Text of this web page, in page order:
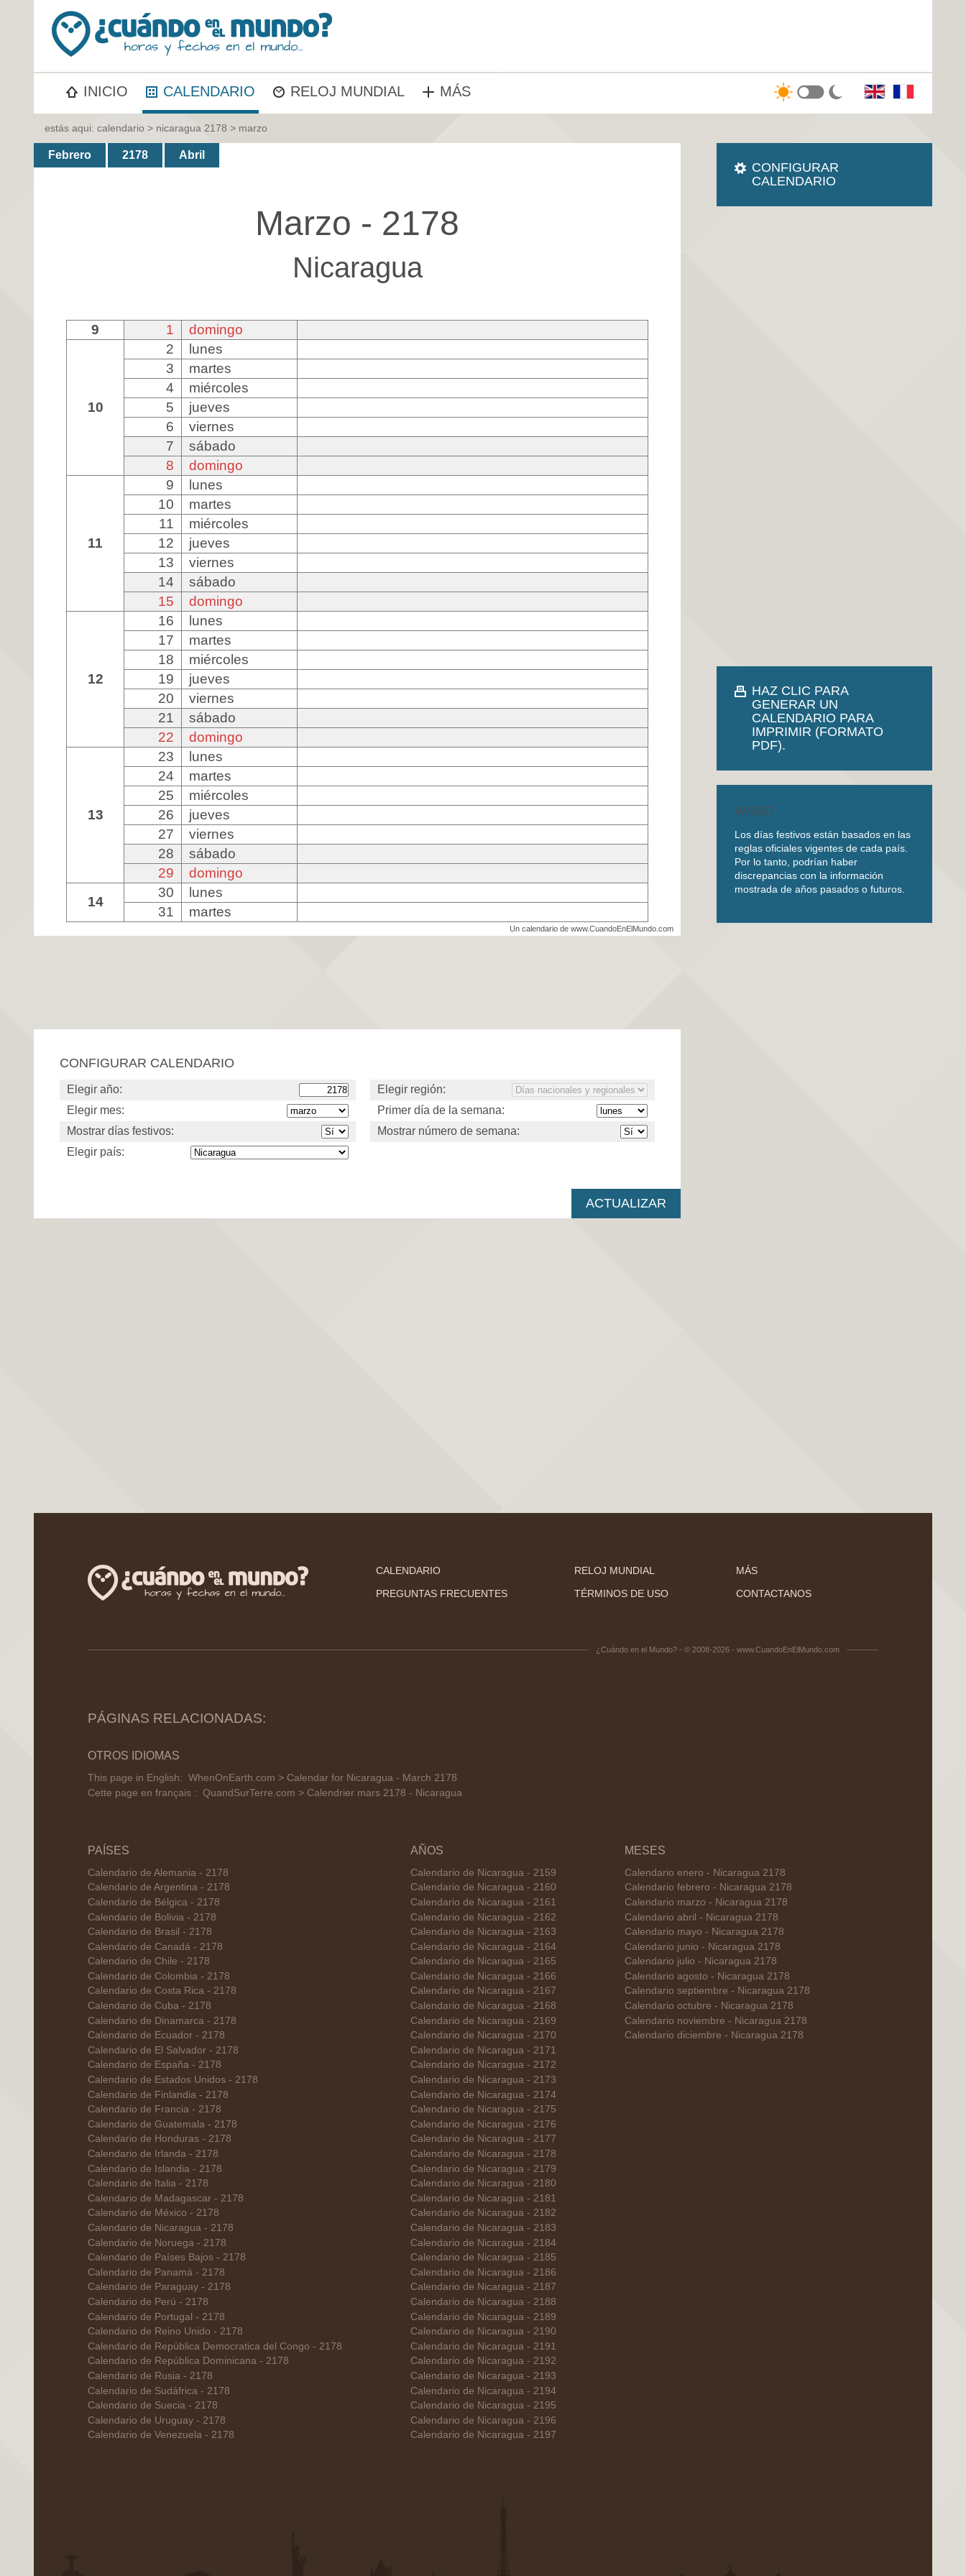
INICIO CALENDARIO RELOJ MUNDIAL MÁS
estás aqui: calendario > nicaragua 2178 > marzo
Febrero 2178 Abril
Marzo - 2178
Nicaragua
9 1 domingo
10
2
lunes
3
martes
4
miércoles
5
jueves
6
viernes
7
sábado
8
domingo
11
9
lunes
10
martes
11
miércoles
12
jueves
13
viernes
14
sábado
15
domingo
12
16
lunes
17
martes
18
miércoles
19
jueves
20
viernes
21
sábado
22
domingo
13
23
lunes
24
martes
25
miércoles
26
jueves
27
viernes
28
sábado
29
domingo
14
30
lunes
31
martes
Un calendario de www.CuandoEnElMundo.com
CONFIGURAR CALENDARIO
Elegir año:
Elegir mes:
Mostrar días festivos:
Elegir país:
Elegir región:
Primer día de la semana:
Mostrar número de semana:
CONFIGURAR
CALENDARIO
HAZ CLIC PARA
GENERAR UN
CALENDARIO PARA
IMPRIMIR (FORMATO
PDF).
AVISO
Los días festivos están basados en las
reglas oficiales vigentes de cada país.
Por lo tanto, podrían haber
discrepancias con la información
mostrada de años pasados o futuros.
CALENDARIO RELOJ MUNDIAL
MÁS
PREGUNTAS FRECUENTES
TÉRMINOS DE USO CONTACTANOS
¿Cuándo en el Mundo? - © 2008-2026 - www.CuandoEnElMundo.com
PÁGINAS RELACIONADAS:
OTROS IDIOMAS
This page in English: WhenOnEarth.com > Calendar for Nicaragua - March 2178
Cette page en français : QuandSurTerre.com > Calendrier mars 2178 - Nicaragua
PAÍSES
Calendario de Alemania - 2178
Calendario de Argentina - 2178
Calendario de Bélgica - 2178
Calendario de Bolivia - 2178
Calendario de Brasil - 2178
Calendario de Canadá - 2178
Calendario de Chile - 2178
Calendario de Colombia - 2178
Calendario de Costa Rica - 2178
Calendario de Cuba - 2178
Calendario de Dinamarca - 2178
Calendario de Ecuador - 2178
Calendario de El Salvador - 2178
Calendario de España - 2178
Calendario de Estados Unidos - 2178
Calendario de Finlandia - 2178
Calendario de Francia - 2178
Calendario de Guatemala - 2178
Calendario de Honduras - 2178
Calendario de Irlanda - 2178
Calendario de Islandia - 2178
Calendario de Italia - 2178
Calendario de Madagascar - 2178
Calendario de México - 2178
Calendario de Nicaragua - 2178
Calendario de Noruega - 2178
Calendario de Países Bajos - 2178
Calendario de Panamá - 2178
Calendario de Paraguay - 2178
Calendario de Perú - 2178
Calendario de Portugal - 2178
Calendario de Reino Unido - 2178
Calendario de República Democratica del Congo - 2178
Calendario de República Dominicana - 2178
Calendario de Rusia - 2178
Calendario de Sudáfrica - 2178
Calendario de Suecia - 2178
Calendario de Uruguay - 2178
Calendario de Venezuela - 2178
AÑOS
Calendario de Nicaragua - 2159
Calendario de Nicaragua - 2160
Calendario de Nicaragua - 2161
Calendario de Nicaragua - 2162
Calendario de Nicaragua - 2163
Calendario de Nicaragua - 2164
Calendario de Nicaragua - 2165
Calendario de Nicaragua - 2166
Calendario de Nicaragua - 2167
Calendario de Nicaragua - 2168
Calendario de Nicaragua - 2169
Calendario de Nicaragua - 2170
Calendario de Nicaragua - 2171
Calendario de Nicaragua - 2172
Calendario de Nicaragua - 2173
Calendario de Nicaragua - 2174
Calendario de Nicaragua - 2175
Calendario de Nicaragua - 2176
Calendario de Nicaragua - 2177
Calendario de Nicaragua - 2178
Calendario de Nicaragua - 2179
Calendario de Nicaragua - 2180
Calendario de Nicaragua - 2181
Calendario de Nicaragua - 2182
Calendario de Nicaragua - 2183
Calendario de Nicaragua - 2184
Calendario de Nicaragua - 2185
Calendario de Nicaragua - 2186
Calendario de Nicaragua - 2187
Calendario de Nicaragua - 2188
Calendario de Nicaragua - 2189
Calendario de Nicaragua - 2190
Calendario de Nicaragua - 2191
Calendario de Nicaragua - 2192
Calendario de Nicaragua - 2193
Calendario de Nicaragua - 2194
Calendario de Nicaragua - 2195
Calendario de Nicaragua - 2196
Calendario de Nicaragua - 2197
MESES
Calendario enero - Nicaragua 2178
Calendario febrero - Nicaragua 2178
Calendario marzo - Nicaragua 2178
Calendario abril - Nicaragua 2178
Calendario mayo - Nicaragua 2178
Calendario junio - Nicaragua 2178
Calendario julio - Nicaragua 2178
Calendario agosto - Nicaragua 2178
Calendario septiembre - Nicaragua 2178
Calendario octubre - Nicaragua 2178
Calendario noviembre - Nicaragua 2178
Calendario diciembre - Nicaragua 2178